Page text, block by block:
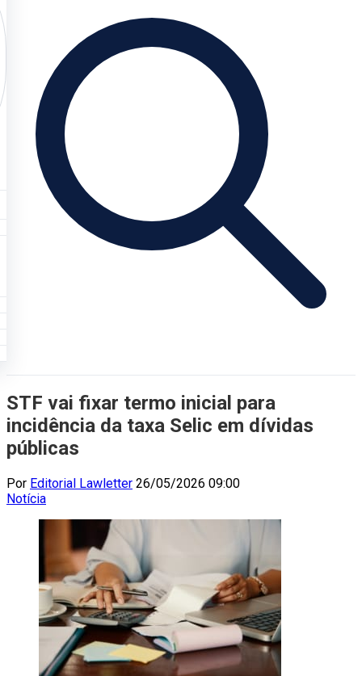
STF vai fixar termo inicial para
incidência da taxa Selic em dívidas
públicas
Por Editorial Lawletter 26/05/2026 09:00
Notícia